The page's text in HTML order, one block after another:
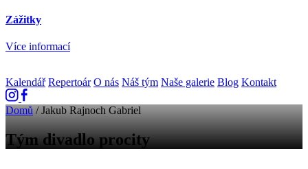
Zážitky
Více informací
Kalendář Repertoár O nás Náš tým Naše galerie Blog Kontakt
Domů / Jakub Rajnoch Gabriel
Tým divadlo procity